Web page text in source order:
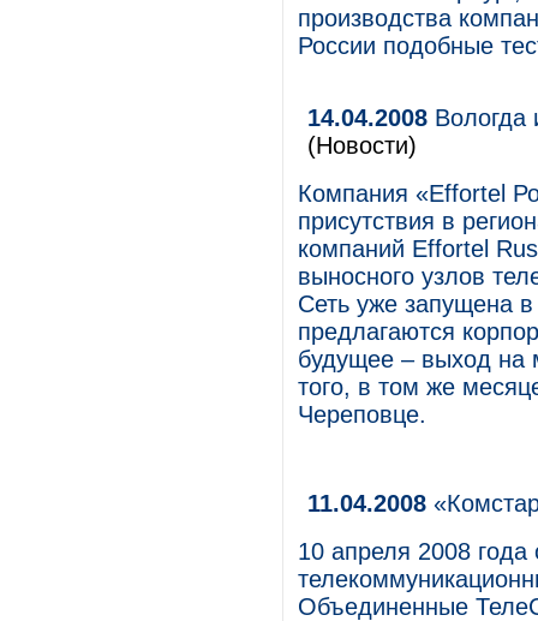
производства
России подобные
14.04.2008 Вологда
(Новости)
Компания «Effortel
присутствия в
компаний Effortel
выносного узлов
Сеть уже запущена
предлагаются
будущее – выход на
того, в том же
Череповце.
11.04.2008
10 апреля 2008 года
Объединенные